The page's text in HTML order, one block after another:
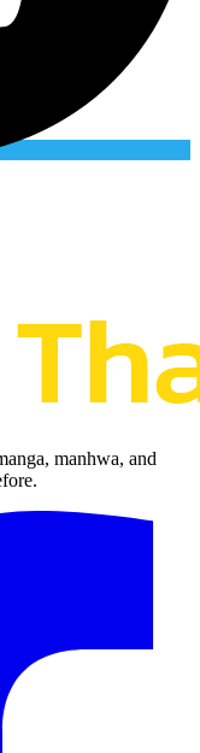
manhwa, and